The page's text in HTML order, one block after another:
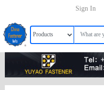
Sign In